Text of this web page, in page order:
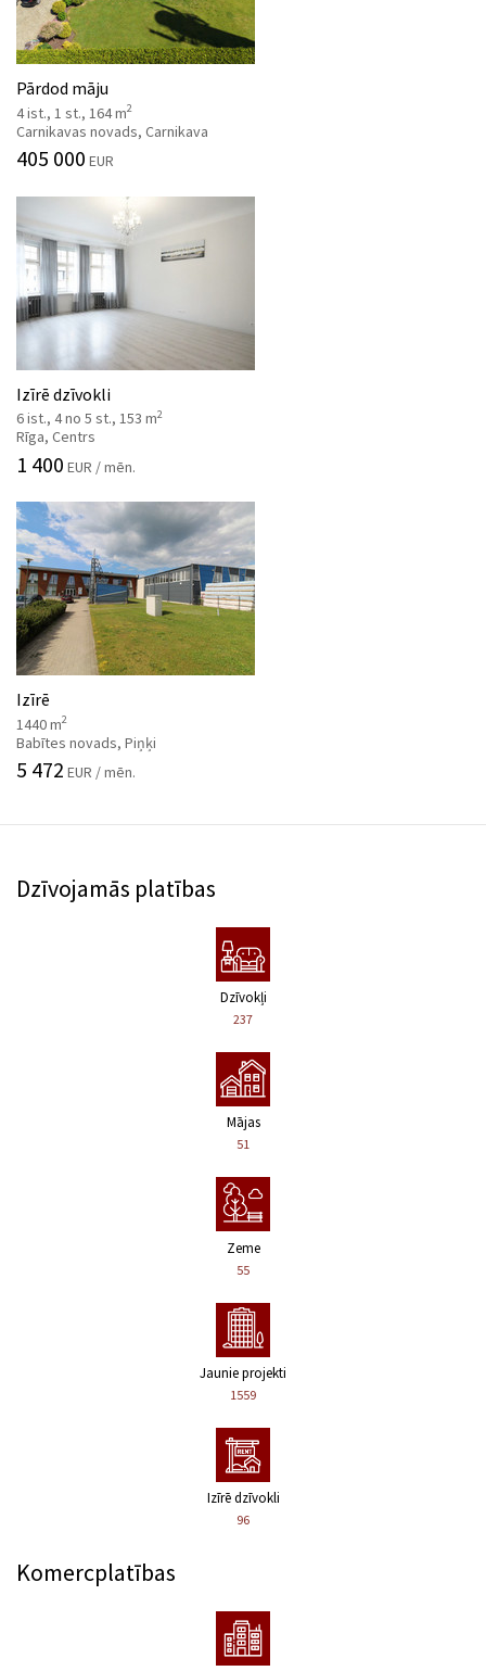
Pārdod māju
4 ist., 1 st., 164 m2
Carnikavas novads, Carnikava
405 000 EUR
Izīrē dzīvokli
6 ist., 4 no 5 st., 153 m2
Rīga, Centrs
1 400 EUR / mēn.
Izīrē
1440 m2
Babītes novads, Piņķi
5 472 EUR / mēn.
Dzīvojamās platības
Dzīvokļi
237
Mājas
51
Zeme
55
Jaunie projekti
1559
Izīrē dzīvokli
96
Komercplatības